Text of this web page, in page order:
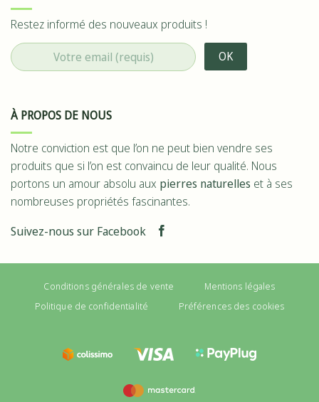
Restez informé des nouveaux produits !
À PROPOS DE NOUS
Notre conviction est que l’on ne peut bien vendre ses
produits que si l’on est convaincu de leur qualité. Nous
portons un amour absolu aux pierres naturelles et à ses
nombreuses propriétés fascinantes.
Suivez-nous sur Facebook
Conditions générales de vente
Mentions légales
Politique de confidentialité
Préférences des cookies